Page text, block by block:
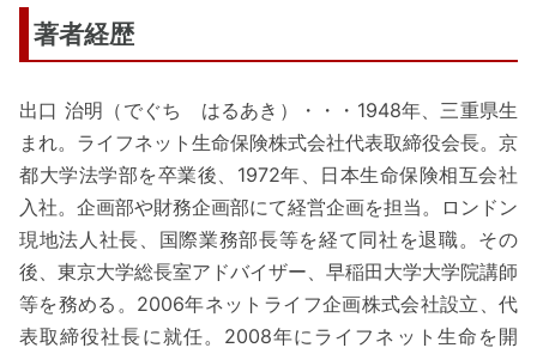
著者経歴
出口 治明（でぐち はるあき）・・・1948年、三重県生
まれ。ライフネット生命保険株式会社代表取締役会長。京
都大学法学部を卒業後、1972年、日本生命保険相互会社
入社。企画部や財務企画部にて経営企画を担当。ロンドン
現地法人社長、国際業務部長等を経て同社を退職。その
後、東京大学総長室アドバイザー、早稲田大学大学院講師
等を務める。2006年ネットライフ企画株式会社設立、代
表取締役社長に就任。2008年にライフネット生命を開